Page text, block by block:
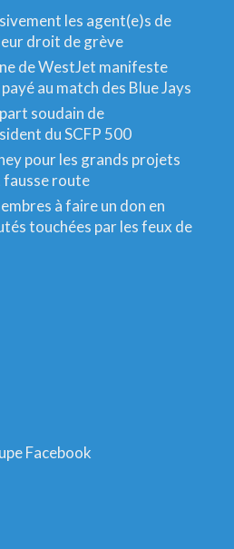
les agent(e)s de
droit de grève
de WestJet manifeste
au match des Blue Jays
soudain de
du SCFP 500
pour les grands projets
route
à faire un don en
touchées par les feux de
Facebook